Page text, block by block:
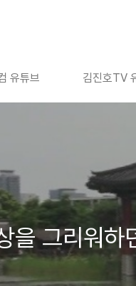
유튜브 김진호TV
을 그리워하